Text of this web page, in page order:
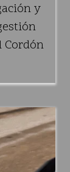
y
Cordón